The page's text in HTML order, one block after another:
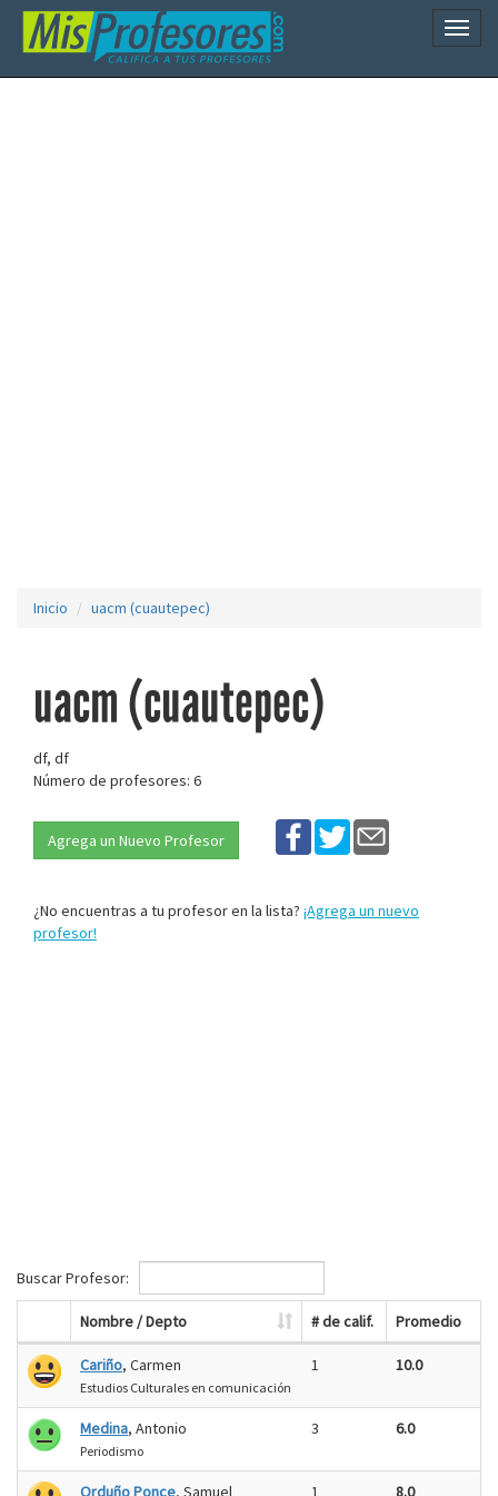
Inicio uacm (cuautepec)
uacm (cuautepec)
df, df
Número de profesores: 6
Agrega un Nuevo Profesor
¿No encuentras a tu profesor en la lista? ¡Agrega un nuevo
profesor!
Buscar Profesor:
Nombre / Depto # de calif. Promedio
Cariño, Carmen
Estudios Culturales en comunicación
1 10.0
Medina, Antonio
Periodismo
3 6.0
Orduño Ponce, Samuel 1 8.0